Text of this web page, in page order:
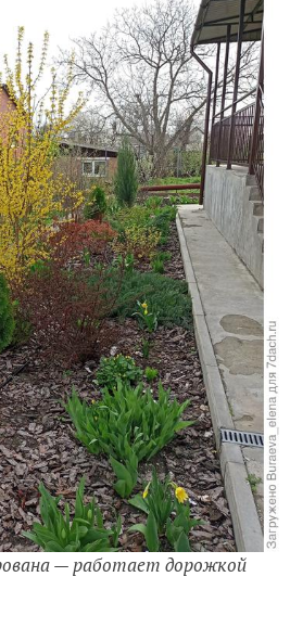
— работает дорожкой